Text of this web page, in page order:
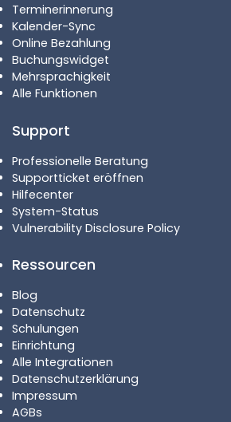
Terminerinnerung
Kalender-Sync
Online Bezahlung
Buchungswidget
Mehrsprachigkeit
Alle Funktionen
Support
Professionelle Beratung
Supportticket eröffnen
Hilfecenter
System-Status
Vulnerability Disclosure Policy
Ressourcen
Blog
Datenschutz
Schulungen
Einrichtung
Alle Integrationen
Datenschutzerklärung
Impressum
AGBs